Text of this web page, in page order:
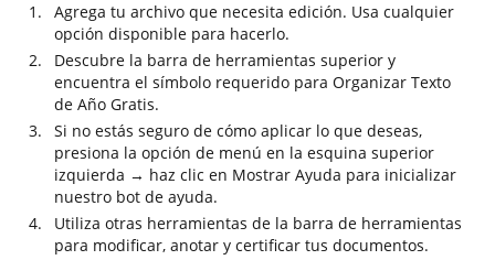
Agrega tu archivo que necesita edición. Usa cualquier
opción disponible para hacerlo.
Descubre la barra de herramientas superior y
encuentra el símbolo requerido para Organizar Texto
de Año Gratis.
Si no estás seguro de cómo aplicar lo que deseas,
presiona la opción de menú en la esquina superior
izquierda → haz clic en Mostrar Ayuda para inicializar
nuestro bot de ayuda.
Utiliza otras herramientas de la barra de herramientas
para modificar, anotar y certificar tus documentos.